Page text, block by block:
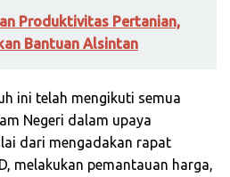
Produktivitas Pertanian,
Bantuan Alsintan
ini telah mengikuti semua
Negeri dalam upaya
dari mengadakan rapat
melakukan pemantauan harga,